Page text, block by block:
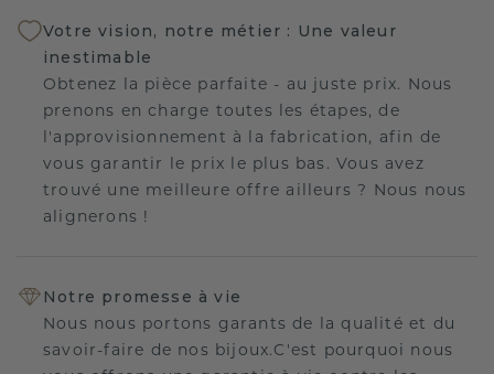
Votre vision, notre métier : Une valeur
inestimable
Obtenez la pièce parfaite - au juste prix. Nous
prenons en charge toutes les étapes, de
l'approvisionnement à la fabrication, afin de
vous garantir le prix le plus bas. Vous avez
trouvé une meilleure offre ailleurs ? Nous nous
alignerons !
Notre promesse à vie
Nous nous portons garants de la qualité et du
savoir-faire de nos bijoux.C'est pourquoi nous